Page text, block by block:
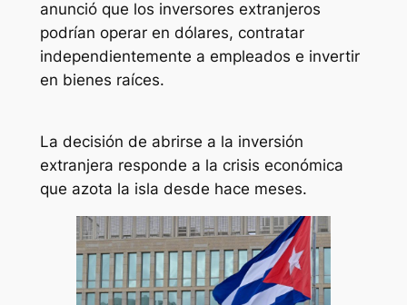
anunció que los inversores extranjeros
podrían operar en dólares, contratar
independientemente a empleados e invertir
en bienes raíces.
La decisión de abrirse a la inversión
extranjera responde a la crisis económica
que azota la isla desde hace meses.